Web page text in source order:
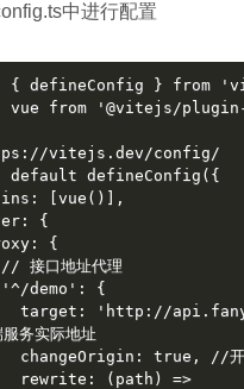
中进行配置
{ defineConfig } from
vue from '@vitejs/
vitejs.dev/config/
default defineConfig({
[vue()],
{
proxy: {
      // 接口地址代理
      '^/demo': {
务实际地址
changeOrigin: true, //